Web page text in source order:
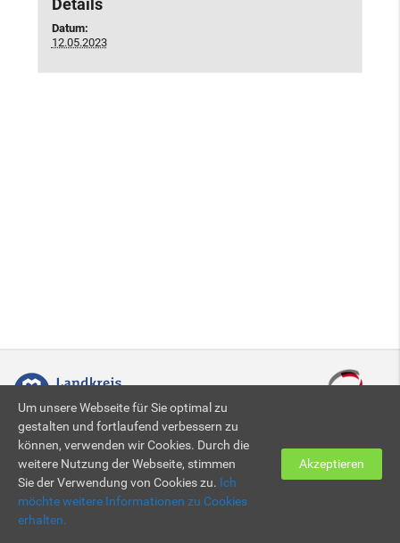
Details
Datum:
12.05.2023
Zertifiziert nach DIN EN ISO 9001:2015
© 2026 KBBZ Neunkirchen
Um unsere Webseite für Sie optimal zu
gestalten und fortlaufend verbessern zu
können, verwenden wir Cookies. Durch die
weitere Nutzung der Webseite, stimmen
Sie der Verwendung von Cookies zu. Ich
möchte weitere Informationen zu Cookies
erhalten.
Akzeptieren